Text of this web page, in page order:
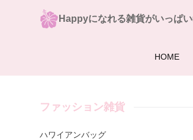
Happyになれる雑貨がいっぱい
HOME
ファッション雑貨
ハワイアンバッグ